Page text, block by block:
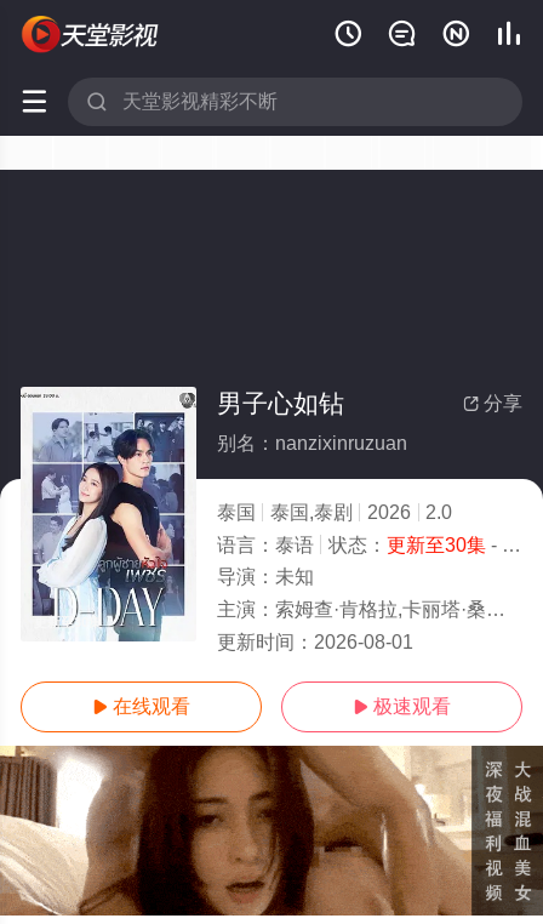
   
 
更新至30集
 分享
男子心如钻
别名：nanzixinruzuan
泰国 泰国,泰剧 2026
2.0
语言： 泰语 状态： 更新至30集- 免费在线观看
导演： 未知
主演： 索姆查·肯格拉,卡丽塔·桑萨欧帕,克里斯沙达·苏帕普洛姆,Taentawan·Taddeo
更新时间： 2026-08-01
 在线观看  极速观看